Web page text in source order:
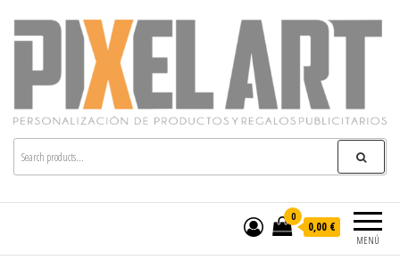
Pixelart
Especialistas en textil publicitario y regalos
personalizados en móstoles
MENÚ
0
0,00 €